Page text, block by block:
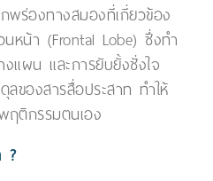
พร่องทางสมองที่เกี่ยวข้อง
หน้า (Frontal Lobe) ซึ่งทำ
แผน และการยับยั้งชั่งใจ
ของสารสื่อประสาท ทำให้
ติกรรมตนเอง
?